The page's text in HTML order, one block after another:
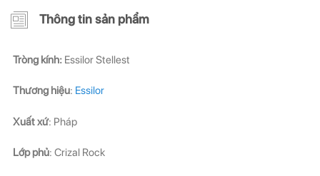
Thông tin sản phẩm
Tròng kính: Essilor Stellest
Thương hiệu: Essilor
Xuất xứ: Pháp
Lớp phủ: Crizal Rock
ĐĂNG KÝ NGAY ĐỂ NHẬN
cho bạn!
ĐĂNG KÝ NGAY ĐỂ NHẬN
cho bạn!